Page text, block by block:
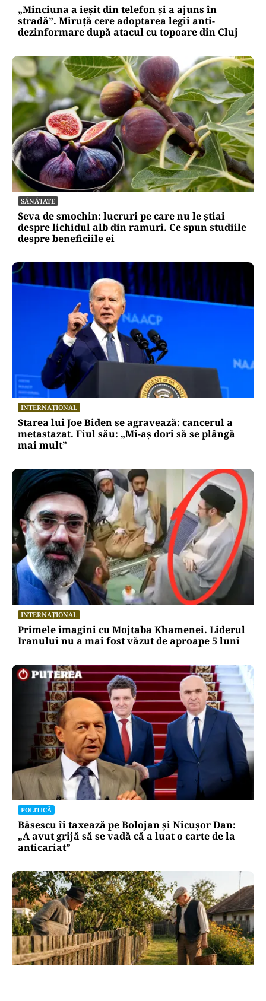
„Minciuna a ieșit din telefon și a ajuns în
stradă”. Miruță cere adoptarea legii anti-
dezinformare după atacul cu topoare din Cluj
SĂNĂTATE
Seva de smochin: lucruri pe care nu le știai
despre lichidul alb din ramuri. Ce spun studiile
despre beneficiile ei
INTERNAȚIONAL
Starea lui Joe Biden se agravează: cancerul a
metastazat. Fiul său: „Mi-aș dori să se plângă
mai mult”
INTERNAȚIONAL
Primele imagini cu Mojtaba Khamenei. Liderul
Iranului nu a mai fost văzut de aproape 5 luni
POLITICĂ
Băsescu îi taxează pe Bolojan și Nicușor Dan:
„A avut grijă să se vadă că a luat o carte de la
anticariat”